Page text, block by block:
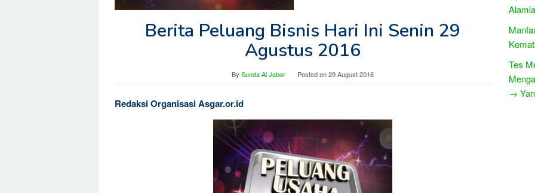
Berita Peluang Bisnis Hari Ini Senin 29
Agustus 2016
By Sunda Al Jabar Posted on29 August 2016
Redaksi Organisasi Asgar.or.id
Tes
→